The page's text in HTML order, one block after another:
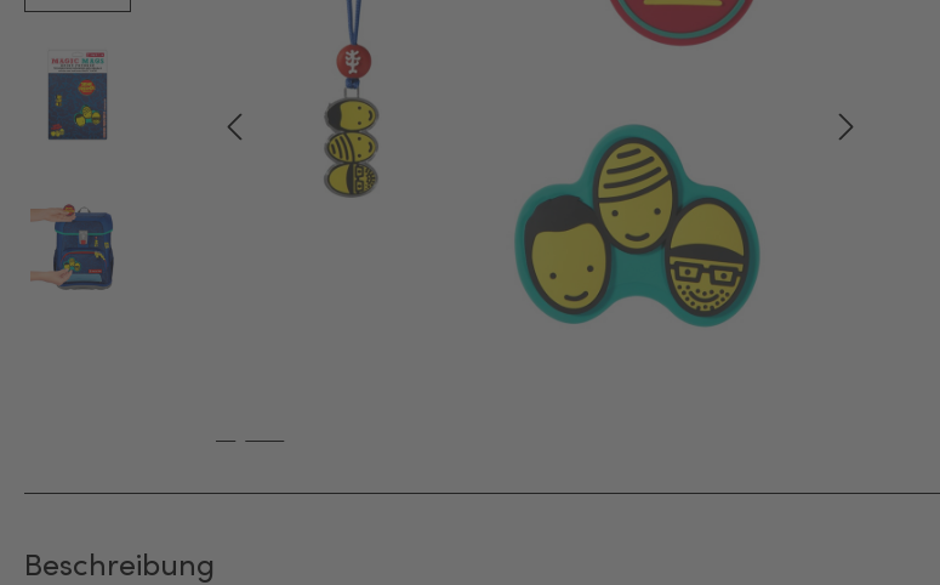
Beschreibung